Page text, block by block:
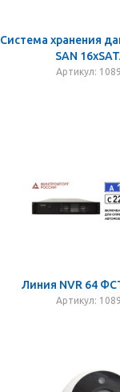
Система хранения
SAN
Артикул:
Линия NVR 64
Артикул: